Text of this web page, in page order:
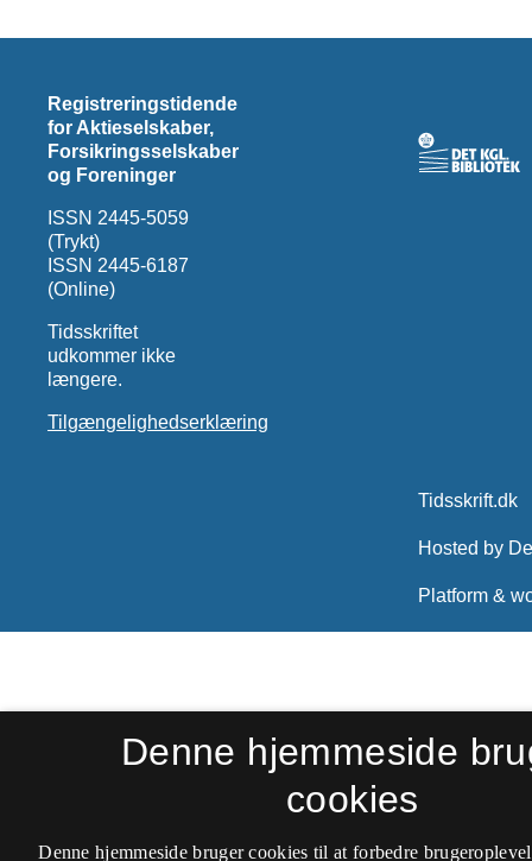
Registreringstidende
for Aktieselskaber,
Forsikringsselskaber
og Foreninger
ISSN 2445-5059
(Trykt)
ISSN 2445-6187
(Online)
Tidsskriftet
udkommer ikke
længere.
Tilgængelighedserklæring
Denne hjemmeside
cookies
Denne hjemmeside bruger cookies til at forbedre